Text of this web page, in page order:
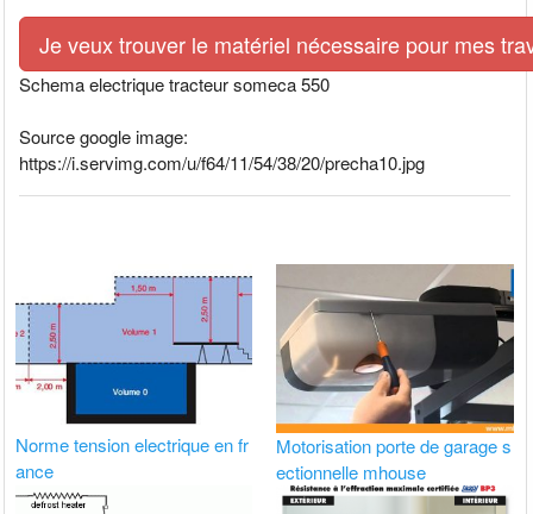
Je veux trouver le matériel nécessaire pour mes
Schema electrique tracteur someca 550
Source google image:
https://i.servimg.com/u/f64/11/54/38/20/precha10.jpg
Norme tension electrique en fr
ance
Motorisation porte de garage s
ectionnelle mhouse